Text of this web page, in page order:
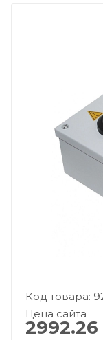
Код товара:
Цена сайта
2992.26